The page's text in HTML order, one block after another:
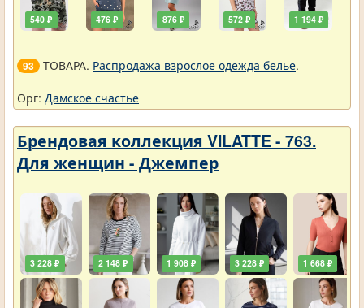
540 ₽ 476 ₽ 876 ₽ 572 ₽ 1 194 ₽
93 ТОВАРА. Распродажа взрослое одежда белье.
Орг: Дамское счастье
Брендовая коллекция VILATTE - 763.
Для женщин - Джемпер
3 228 ₽ 2 148 ₽ 1 908 ₽ 3 228 ₽ 1 668 ₽